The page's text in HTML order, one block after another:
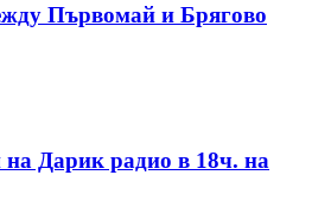
Първомай и Брягово
Дарик радио в 18ч. на